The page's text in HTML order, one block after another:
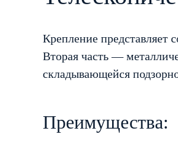
Крепление представляет
Вторая часть —
складывающейся
Преимущества: